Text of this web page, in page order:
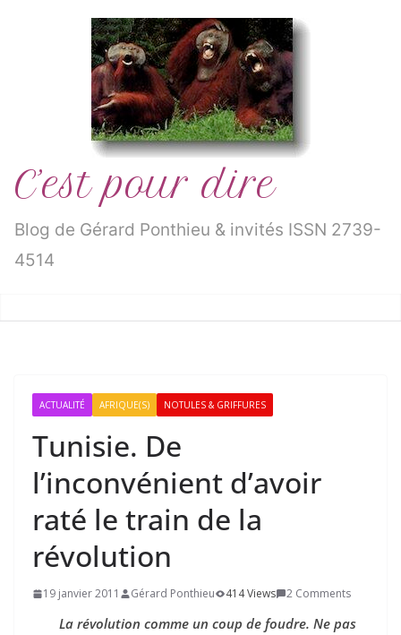
C’est pour dire
Blog de Gérard Ponthieu & invités ISSN 2739-
4514
ACTUALITÉ AFRIQUE(S) NOTULES & GRIFFURES
Tunisie. De
l’inconvénient d’avoir
raté le train de la
révolution
19 janvier 2011 Gérard Ponthieu 414 Views 2 Comments
La révolution comme un coup de foudre. Ne pas